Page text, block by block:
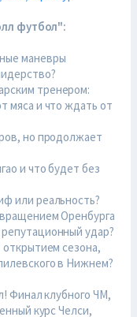
футбол":
маневры
тренером:
мяса и что ждать от
но продолжает
и что будет без
или реальность?
Оренбурга
удар?
сезона,
в Нижнем?
Финал клубного ЧМ,
курс Челси,